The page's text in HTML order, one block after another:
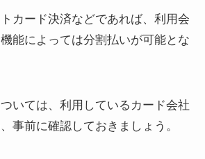
カード決済などであれば、利用会
能によっては分割払いが可能とな
いては、利用しているカード会社
事前に確認しておきましょう。